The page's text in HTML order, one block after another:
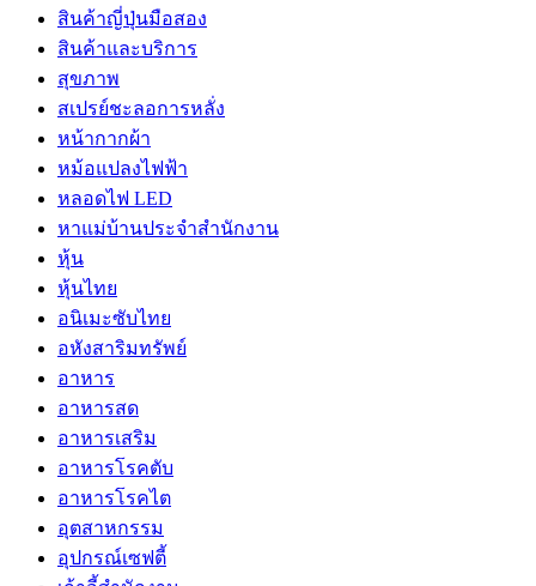
สินค้าญี่ปุ่นมือสอง
สินค้าและบริการ
สุขภาพ
สเปรย์ชะลอการหลั่ง
หน้ากากผ้า
หม้อแปลงไฟฟ้า
หลอดไฟ LED
หาแม่บ้านประจำสำนักงาน
หุ้น
หุ้นไทย
อนิเมะซับไทย
อหังสาริมทรัพย์
อาหาร
อาหารสด
อาหารเสริม
อาหารโรคตับ
อาหารโรคไต
อุตสาหกรรม
อุปกรณ์เซฟตี้